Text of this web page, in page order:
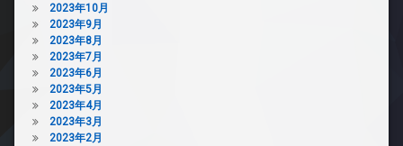
2023年10月
2023年9月
2023年8月
2023年7月
2023年6月
2023年5月
2023年4月
2023年3月
2023年2月